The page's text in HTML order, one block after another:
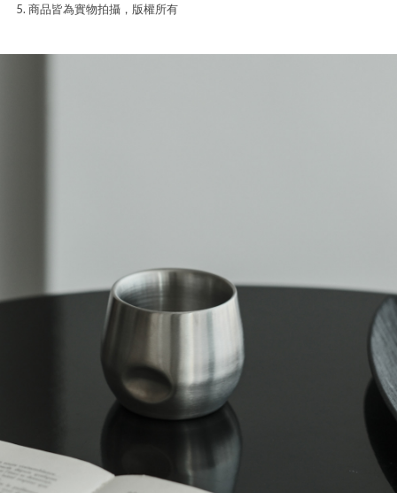
5. 商品皆為實物拍攝，版權所有